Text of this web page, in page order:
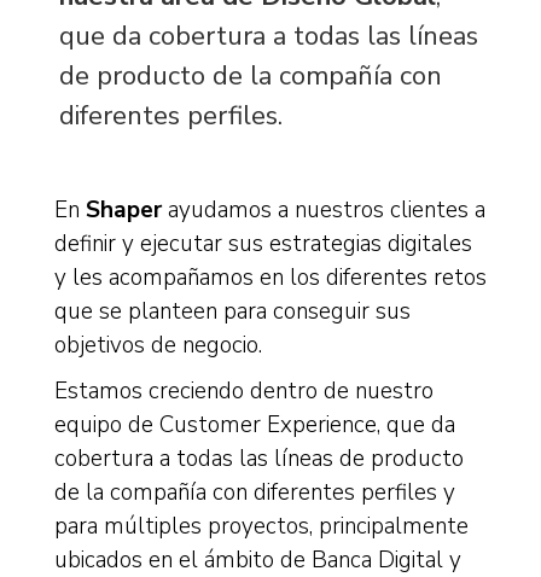
que da cobertura a todas las líneas
de producto de la compañía con
diferentes perfiles.
En Shaperayudamos a nuestros clientes a
definir y ejecutar sus estrategias digitales
y les acompañamos en los diferentes retos
que se planteen para conseguir sus
objetivos de negocio.
Estamos creciendo dentro de nuestro
equipo de Customer Experience, que da
cobertura a todas las líneas de producto
de la compañía con diferentes perfiles y
para múltiples proyectos, principalmente
ubicados en el ámbito de Banca Digital y